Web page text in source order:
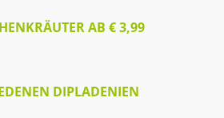
AB € 3,99
DIPLADENIEN